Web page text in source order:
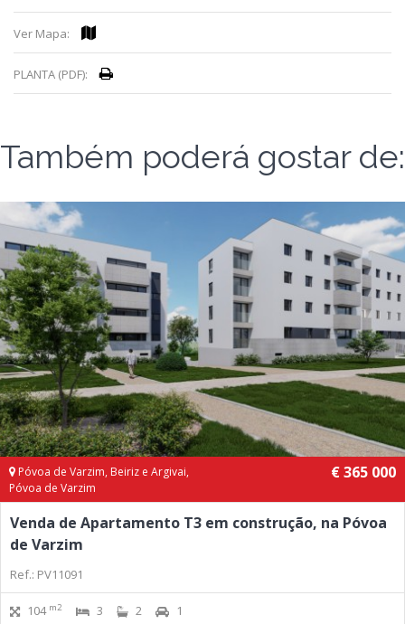
Ver Mapa:
PLANTA (PDF):
Também poderá gostar de:
Póvoa de Varzim, Beiriz e Argivai,
Póvoa de Varzim
€ 365 000
Venda de Apartamento T3 em construção, na Póvoa
de Varzim
Ref.: PV11091
104 m2 3 2 1